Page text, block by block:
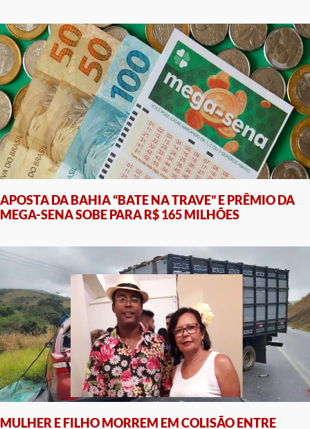
APOSTA DA BAHIA “BATE NA TRAVE” E PRÊMIO DA
MEGA-SENA SOBE PARA R$ 165 MILHÕES
MULHER E FILHO MORREM EM COLISÃO ENTRE